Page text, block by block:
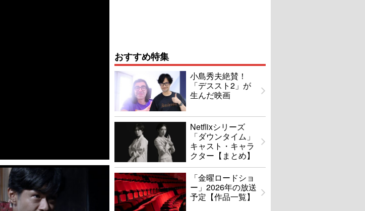
おすすめ特集
小島秀夫絶賛！
「デススト2」が
生んだ映画
Netflixシリーズ
「ダウンタイム」
キャスト・キャラ
クター【まとめ】
「金曜ロードショ
ー」2026年の放送
予定【作品一覧】